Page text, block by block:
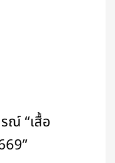
ณ์ “เสื้อ